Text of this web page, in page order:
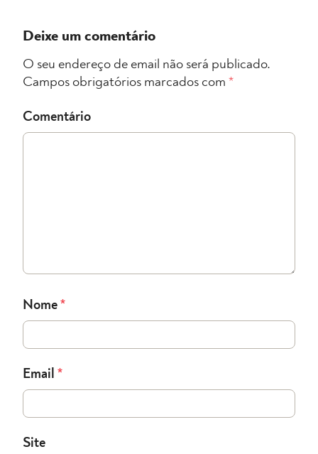
Deixe um comentário
O seu endereço de email não será publicado.
Campos obrigatórios marcados com *
Comentário
Nome *
Email *
Site